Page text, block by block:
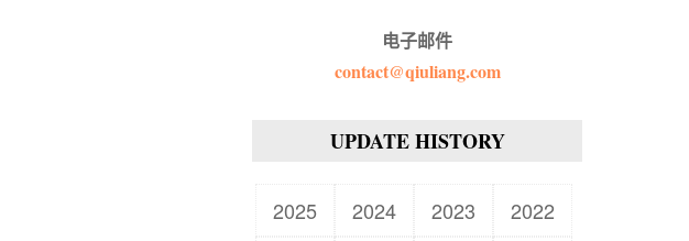
电子邮件
contact@qiuliang.com
UPDATE HISTORY
2025 2024 2023
2022